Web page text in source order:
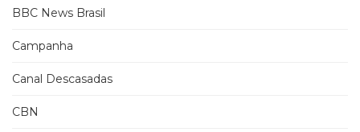
BBC News Brasil
Campanha
Canal Descasadas
CBN